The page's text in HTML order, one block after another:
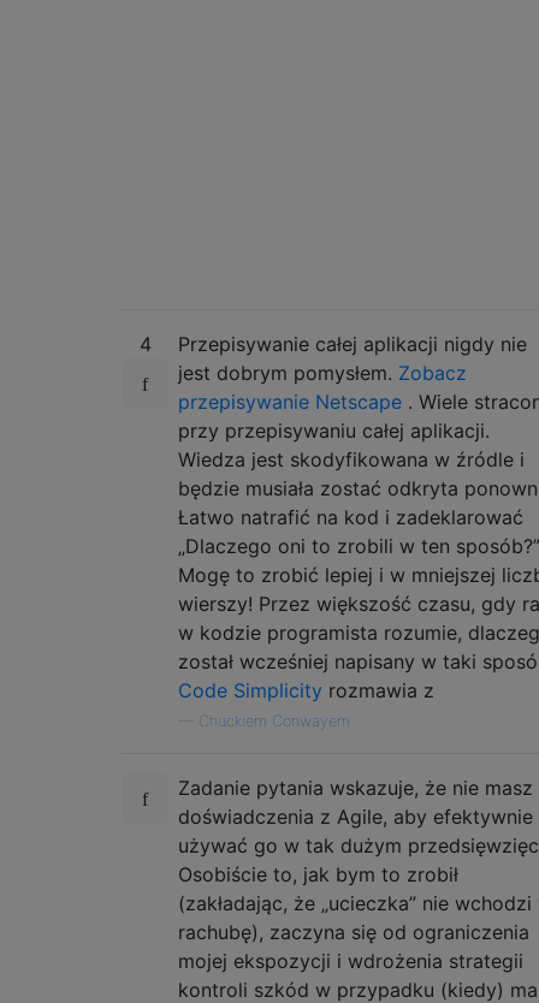
4
Przepisywanie całej aplikacji nigdy nie
jest dobrym pomysłem. Zobacz
przepisywanie Netscape . Wiele
przy przepisywaniu całej aplikacji.
Wiedza jest skodyfikowana w źródle i
będzie musiała zostać odkryta
Łatwo natrafić na kod i zadeklarować
„Dlaczego oni to zrobili w ten sposób?”
Mogę to zrobić lepiej i w mniejszej
wierszy! Przez większość czasu, gdy
w kodzie programista rozumie,
został wcześniej napisany w taki
Code Simplicity rozmawia z
Chuckiem Conwayem
Zadanie pytania wskazuje, że nie masz
doświadczenia z Agile, aby efektywnie
używać go w tak dużym
Osobiście to, jak bym to zrobił
(zakładając, że „ucieczka” nie wchodzi
rachubę), zaczyna się od ograniczenia
mojej ekspozycji i wdrożenia strategii
kontroli szkód w przypadku (kiedy) ma